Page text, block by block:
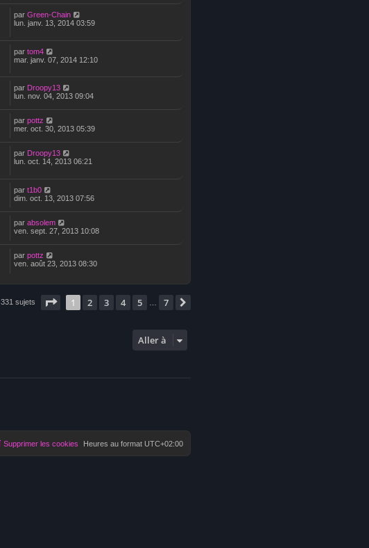
par Green-Chain
lun. janv. 13, 2014 03:59
par tom4
mar. janv. 07, 2014 12:10
par Droopy13
lun. nov. 04, 2013 09:04
par pottz
mer. oct. 30, 2013 05:39
par Droopy13
lun. oct. 14, 2013 06:21
par t1b0
dim. oct. 13, 2013 07:56
par absolem
ven. sept. 27, 2013 10:08
par pottz
ven. août 23, 2013 08:30
331 sujets Page sur7
1 2 3 4 5 7
Aller à
Heures au format UTC+02:00
Supprimer les cookies